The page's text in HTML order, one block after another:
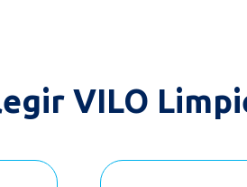
VILO